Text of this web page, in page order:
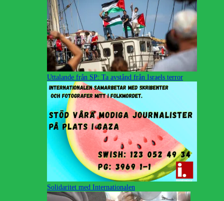
Uttalande från SP: Ta avstånd från Israels terror
Solidaritet med Internationalen